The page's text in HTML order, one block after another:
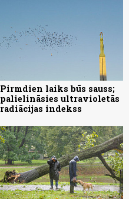
Pirmdien laiks būs sauss;
palielināsies ultravioletās
radiācijas indekss